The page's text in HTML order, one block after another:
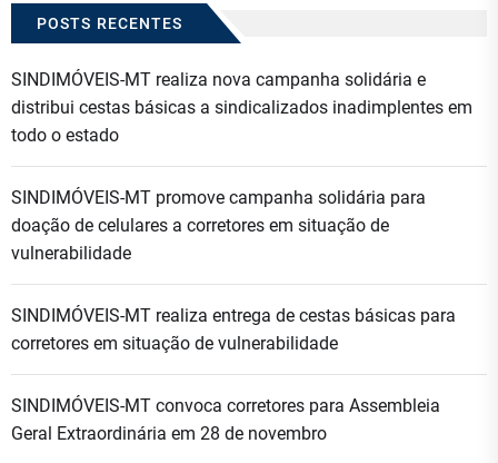
POSTS RECENTES
SINDIMÓVEIS-MT realiza nova campanha solidária e
distribui cestas básicas a sindicalizados inadimplentes em
todo o estado
SINDIMÓVEIS-MT promove campanha solidária para
doação de celulares a corretores em situação de
vulnerabilidade
SINDIMÓVEIS-MT realiza entrega de cestas básicas para
corretores em situação de vulnerabilidade
SINDIMÓVEIS-MT convoca corretores para Assembleia
Geral Extraordinária em 28 de novembro